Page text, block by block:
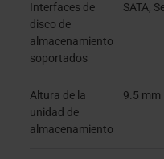
Interfaces de
disco de
almacenamiento
soportados
SATA,
Altura de la
unidad de
almacenamiento
9.5 mm